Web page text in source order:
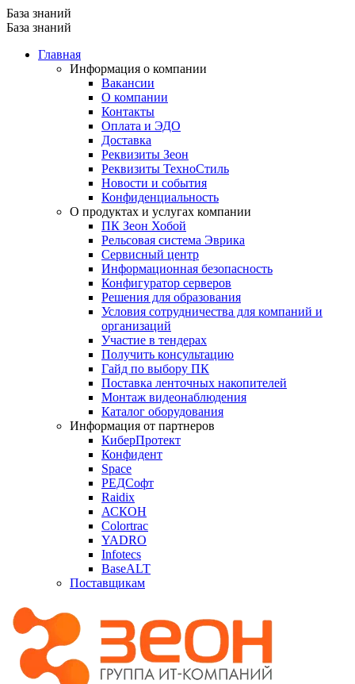
База знаний
База знаний
Главная
Информация о компании
Вакансии
О компании
Контакты
Оплата и ЭДО
Доставка
Реквизиты Зеон
Реквизиты ТехноСтиль
Новости и события
Конфиденциальность
О продуктах и услугах компании
ПК Зеон Хобой
Рельсовая система Эврика
Сервисный центр
Информационная безопасность
Конфигуратор серверов
Решения для образования
Условия сотрудничества для компаний и
организаций
Участие в тендерах
Получить консультацию
Гайд по выбору ПК
Поставка ленточных накопителей
Монтаж видеонаблюдения
Каталог оборудования
Информация от партнеров
КиберПротект
Конфидент
Space
РЕДСофт
Raidix
АСКОН
Colortrac
YADRO
Infotecs
BaseALT
Поставщикам